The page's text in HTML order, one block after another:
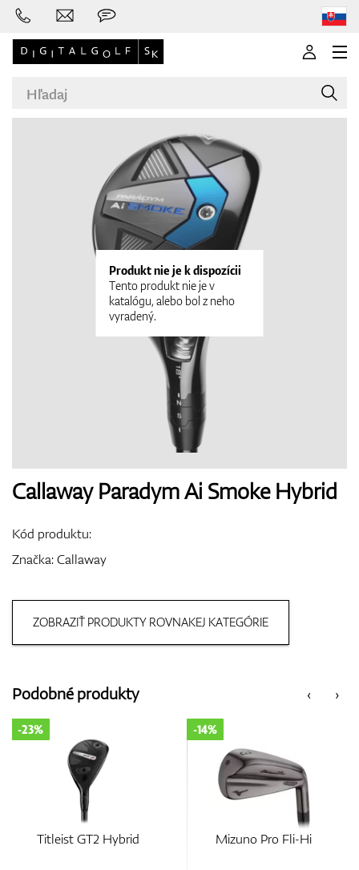
Značky
Palice
Oblečenie
Topánky
Bagy
GPS/Zameriavače
Produkt nie je k dispozícii
Tento produkt nie je v
katalógu, alebo bol z neho
vyradený.
Callaway Paradym Ai Smoke Hybrid
Kód produktu:
Značka:Callaway
ZOBRAZIŤ PRODUKTY ROVNAKEJ KATEGÓRIE
‹
Podobné produkty ›
Titleist GT2 Hybrid
-23%
Mizuno Pro Fli-Hi
-14%